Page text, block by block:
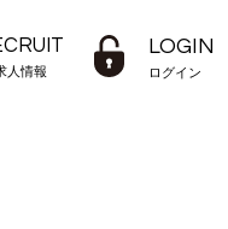
人情報
LOGIN
ログイン